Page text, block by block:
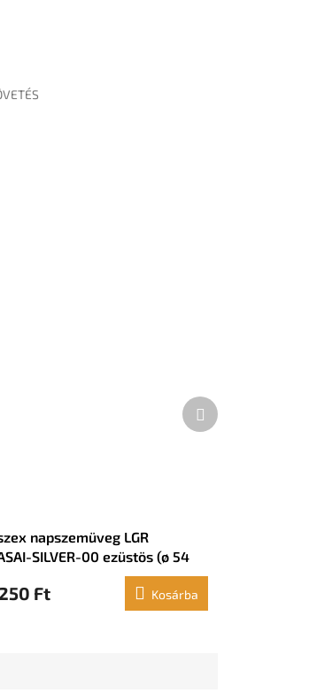
napszemüveg LGR
SILVER-00 ezüstös (ø 54
Ft Kosárba
Következő
termék